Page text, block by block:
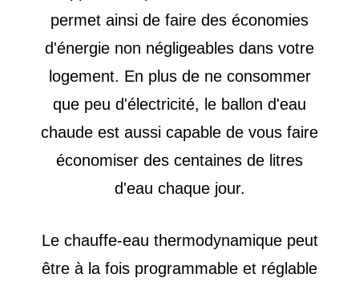
permet ainsi de faire des économies
d'énergie non négligeables dans votre
logement. En plus de ne consommer
que peu d'électricité, le ballon d'eau
chaude est aussi capable de vous faire
économiser des centaines de litres
d'eau chaque jour.
Le chauffe-eau thermodynamique peut
être à la fois programmable et réglable